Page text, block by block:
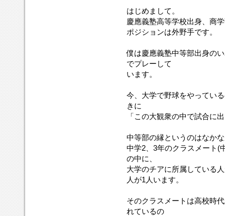
はじめまして。
慶應義塾高等学校出身、商
ポジションは外野手です。
僕は慶應義塾中等部出身の
でプレーして
います。
今、大学で野球をやってい
きに
「この大観衆の中で試合に
中等部の縁というのはなか
中学2、3年のクラスメート(
の中に、
大学のチアに所属している
人が1人います。
そのクラスメートは高校時
れているの